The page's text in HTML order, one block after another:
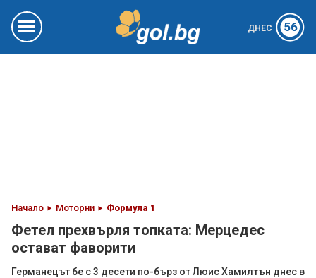
ДНЕС 56
Начало Моторни Формула 1
Фетел прехвърля топката: Мерцедес
остават фаворити
Германецът бе с 3 десети по-бърз от Люис Хамилтън днес в